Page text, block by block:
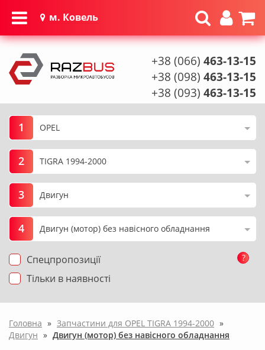
м. Ковель
+38 (066) 463-13-15
+38 (098) 463-13-15
+38 (093) 463-13-15
1
2
3
4
Спецпропозиції
Тільки в наявності
?
Головна » Запчастини для OPEL TIGRA 1994-2000 »
Двигун » Двигун (мотор) без навісного обладнання